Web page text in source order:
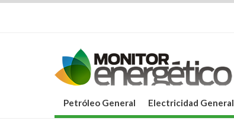
Petróleo General Electricidad General